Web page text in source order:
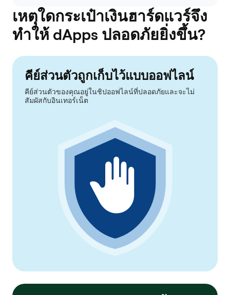
เหตุใดกระเป๋าเงินฮาร์ดแวร์จึง
ทำให้ dApps ปลอดภัยยิ่งขึ้น?
คีย์ส่วนตัวถูกเก็บไว้แบบออฟไลน์
คีย์ส่วนตัวของคุณอยู่ในชิปออฟไลน์ที่ปลอดภัยและจะไม่
สัมผัสกับอินเทอร์เน็ต